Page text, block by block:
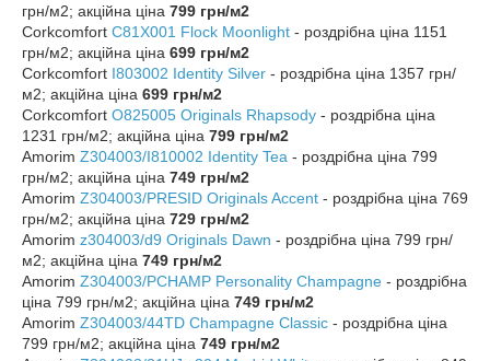
грн/м2; акційна ціна 799 грн/м2
Corkcomfort C81X001 Flock Moonlight - роздрібна ціна 1151
грн/м2; акційна ціна 699 грн/м2
Corkcomfort I803002 Identity Silver - роздрібна ціна 1357 грн/
м2; акційна ціна 699 грн/м2
Corkcomfort O825005 Originals Rhapsody - роздрібна ціна
1231 грн/м2; акційна ціна 799 грн/м2
Amorim Z304003/I810002 Identity Tea - роздрібна ціна 799
грн/м2; акційна ціна 749 грн/м2
Amorim Z304003/PRESID Originals Accent - роздрібна ціна 769
грн/м2; акційна ціна 729 грн/м2
Amorim z304003/d9 Originals Dawn - роздрібна ціна 799 грн/
м2; акційна ціна 749 грн/м2
Amorim Z304003/PCHAMP Personality Champagne - роздрібна
ціна 799 грн/м2; акційна ціна 749 грн/м2
Amorim Z304003/44TD Champagne Classic - роздрібна ціна
799 грн/м2; акційна ціна 749 грн/м2